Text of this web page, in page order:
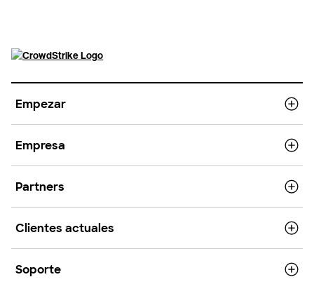
Empezar
Empresa
Partners
Clientes actuales
Soporte